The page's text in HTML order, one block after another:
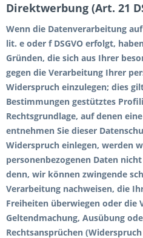
Direktwerbung (Art. 21
Wenn die Datenverarbeitung
lit. e oder f DSGVO erfolgt,
Gründen, die sich aus Ihrer
gegen die Verarbeitung Ihrer
Widerspruch einzulegen; dies
Bestimmungen gestütztes
Rechtsgrundlage, auf denen
entnehmen Sie dieser
Widerspruch einlegen, werden
personenbezogenen Daten
denn, wir können zwingende
Verarbeitung nachweisen, die
Freiheiten überwiegen oder die
Geltendmachung, Ausübung
Rechtsansprüchen